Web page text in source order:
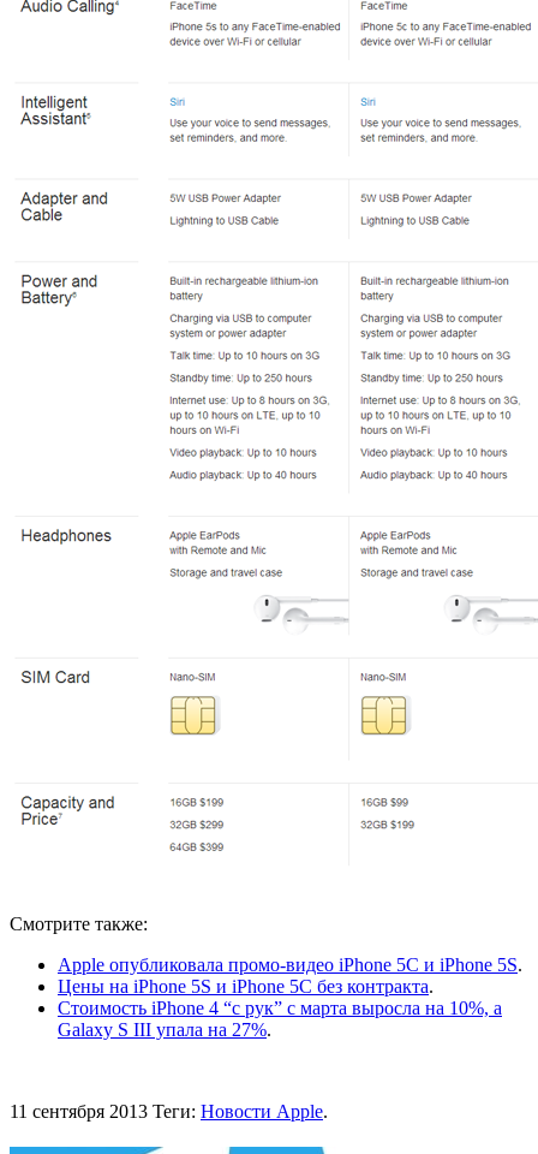
Смотрите также:
Apple опубликовала промо-видео iPhone 5C и iPhone 5S.
Цены на iPhone 5S и iPhone 5C без контракта.
Стоимость iPhone 4 “с рук” с марта выросла на 10%, а
Galaxy S III упала на 27%.
11 сентября 2013 Теги: Новости Apple.